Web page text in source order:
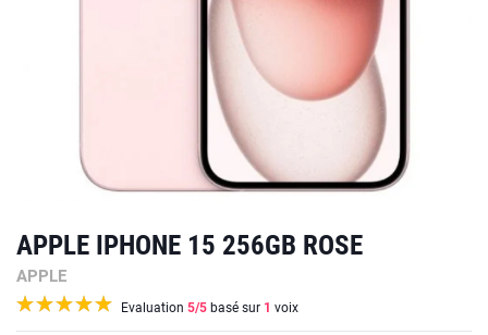
APPLE IPHONE 15 256GB ROSE
APPLE
Evaluation 5/5 basé sur 1 voix